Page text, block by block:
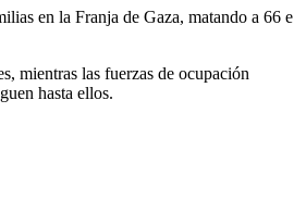
en la Franja de Gaza, matando a 66 e
mientras las fuerzas de ocupación
hasta ellos.